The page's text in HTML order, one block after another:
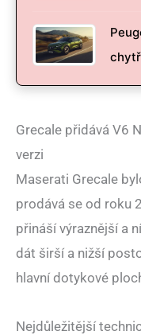
Grecale přidává V6
verzi
Maserati Grecale
prodává se od roku
přináší výraznější a
dát širší a nižší
hlavní dotykové
Nejdůležitější